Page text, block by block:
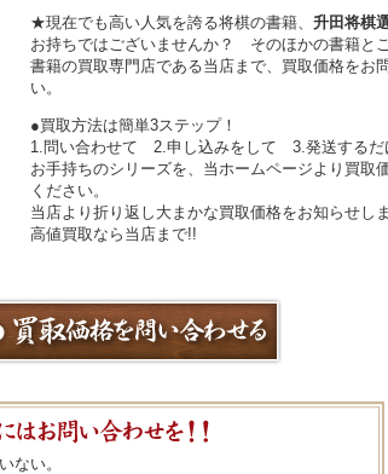
★現在でも高い人気を誇る将棋の書籍、 升田将棋
お持ちではございませんか？ そのほかの書籍と
書籍の買取専門店である当店まで、買取価格をお
い。
●買取方法は簡単3ステップ！
1.問い合わせて 2.申し込みをして 3.発送するだ
お手持ちのシリーズを、当ホームページより買取
ください。
当店より折り返し大まかな買取価格をお知らせしま
高値買取なら当店まで!!
ない。